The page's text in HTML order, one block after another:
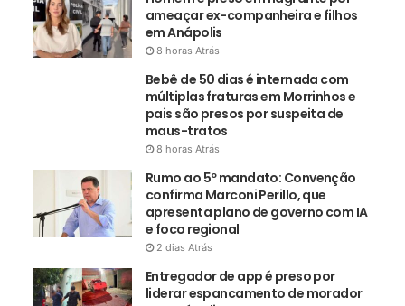
ameaçar ex-companheira e filhos
em Anápolis
8 horas Atrás
Bebê de 50 dias é internada com
múltiplas fraturas em Morrinhos e
pais são presos por suspeita de
maus-tratos
8 horas Atrás
Rumo ao 5º mandato: Convenção
confirma Marconi Perillo, que
apresenta plano de governo com IA
e foco regional
2 dias Atrás
Entregador de app é preso por
liderar espancamento de morador